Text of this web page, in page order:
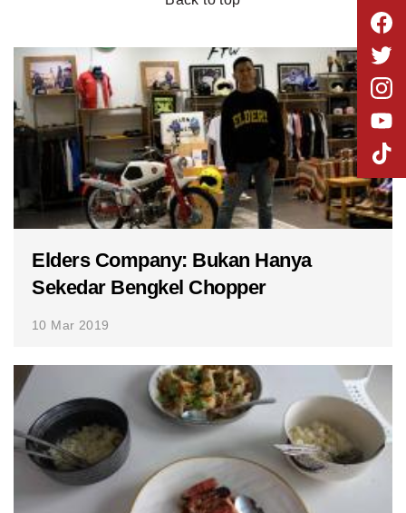
Elders Company: Bukan Hanya
Sekedar Bengkel Chopper
10 Mar 2019